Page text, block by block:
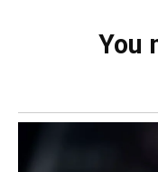
You